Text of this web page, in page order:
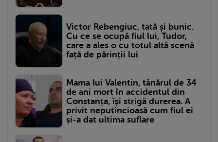
Victor Rebengiuc, tată și bunic.
Cu ce se ocupă fiul lui, Tudor,
care a ales o cu totul altă scenă
față de părinții lui
Mama lui Valentin, tânărul de 34
de ani mort în accidentul din
Constanța, își strigă durerea. A
privit neputincioasă cum fiul ei
și-a dat ultima suflare